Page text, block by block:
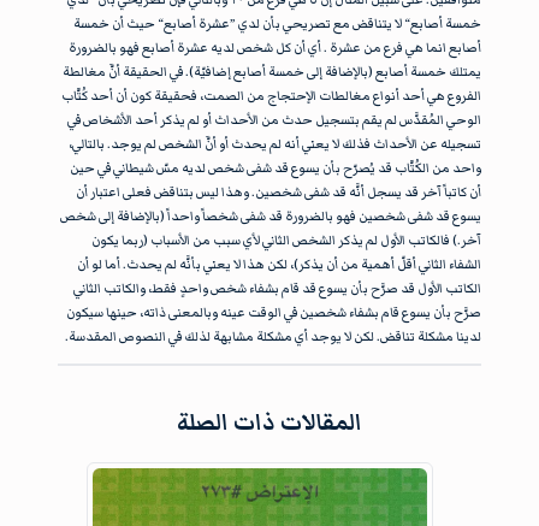
خمسة أصابع“ لا يتناقض مع تصريحي بأن لدي ”عشرة أصابع“ حيث أن خمسة
أصابع انما هي فرع من عشرة . أي أن كل شخص لديه عشرة أصابع فهو بالضرورة
يمتلك خمسة أصابع (بالإضافة إلى خمسة أصابع إضافيّة). في الحقيقة أنَّ مغالطة
الفروع هي أحد أنواع مغالطات الإحتجاج من الصمت، فحقيقة كون أن أحد كُتَّاب
الوحي المُقدَّس لم يقم بتسجيل حدث من الأحداث أو لم يذكر أحد الأشخاص في
تسجيله عن الأحداث فذلك لا يعني أنه لم يحدث أو أنَّ الشخص لم يوجد. بالتالي،
واحد من الكُتَّاب قد يُصرّح بأن يسوع قد شفى شخص لديه مسّ شيطاني في حين
أن كاتباً آخر قد يسجل أنَّه قد شفى شخصين. وهذا ليس بتناقض فعلى اعتبار أن
يسوع قد شفى شخصين فهو بالضرورة قد شفى شخصاً واحداً (بالإضافة إلى شخص
آخر.) فالكاتب الأول لم يذكر الشخص الثاني لأي سبب من الأسباب (ربما يكون
الشفاء الثاني أقلّ أهمية من أن يذكر)، لكن هذا لا يعني بأنَّه لم يحدث. أما لو أن
الكاتب الأول قد صرَّح بأن يسوع قد قام بشفاء شخص واحدٍ فقط، والكاتب الثاني
صرَّح بأن يسوع قام بشفاء شخصين في الوقت عينه وبالمعنى ذاته، حينها سيكون
لدينا مشكلة تناقض. لكن لا يوجد أي مشكلة مشابهة لذلك في النصوص المقدسة.
المقالات ذات الصلة